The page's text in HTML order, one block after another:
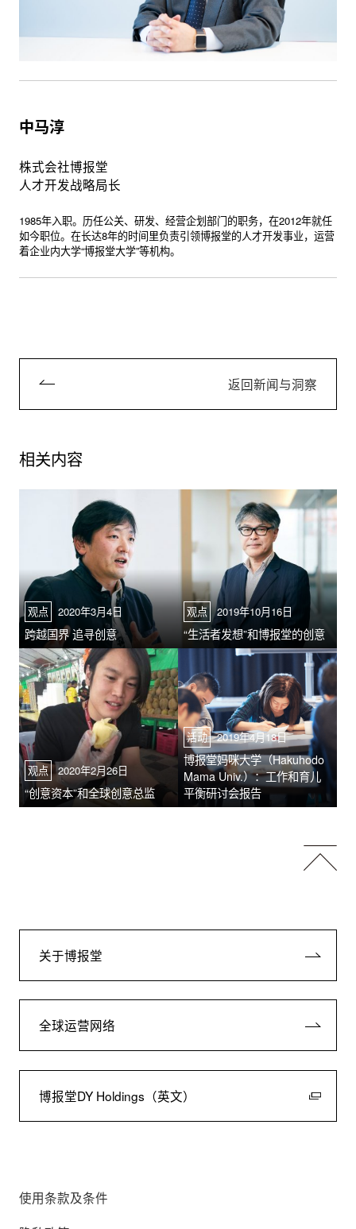
中马淳
株式会社博报堂
人才开发战略局长
1985年入职。历任公关、研发、经营企划部门的职务，在2012年就任
如今职位。在长达8年的时间里负责引领博报堂的人才开发事业，运营
着企业内大学“博报堂大学”等机构。
返回新闻与洞察
相关内容
观点 2020年3月4日
跨越国界 追寻创意
观点 2019年10月16日
“生活者发想”和博报堂的创意
观点 2020年2月26日
“创意资本”和全球创意总监
活动 2019年4月18日
博报堂妈咪大学（Hakuhodo
Mama Univ.）：工作和育儿
平衡研讨会报告
关于博报堂
全球运营网络
博报堂DY Holdings（英文）
使用条款及条件